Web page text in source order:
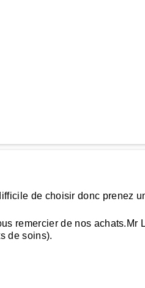
de choisir donc prenez
remercier de nos achats.Mr
de soins).